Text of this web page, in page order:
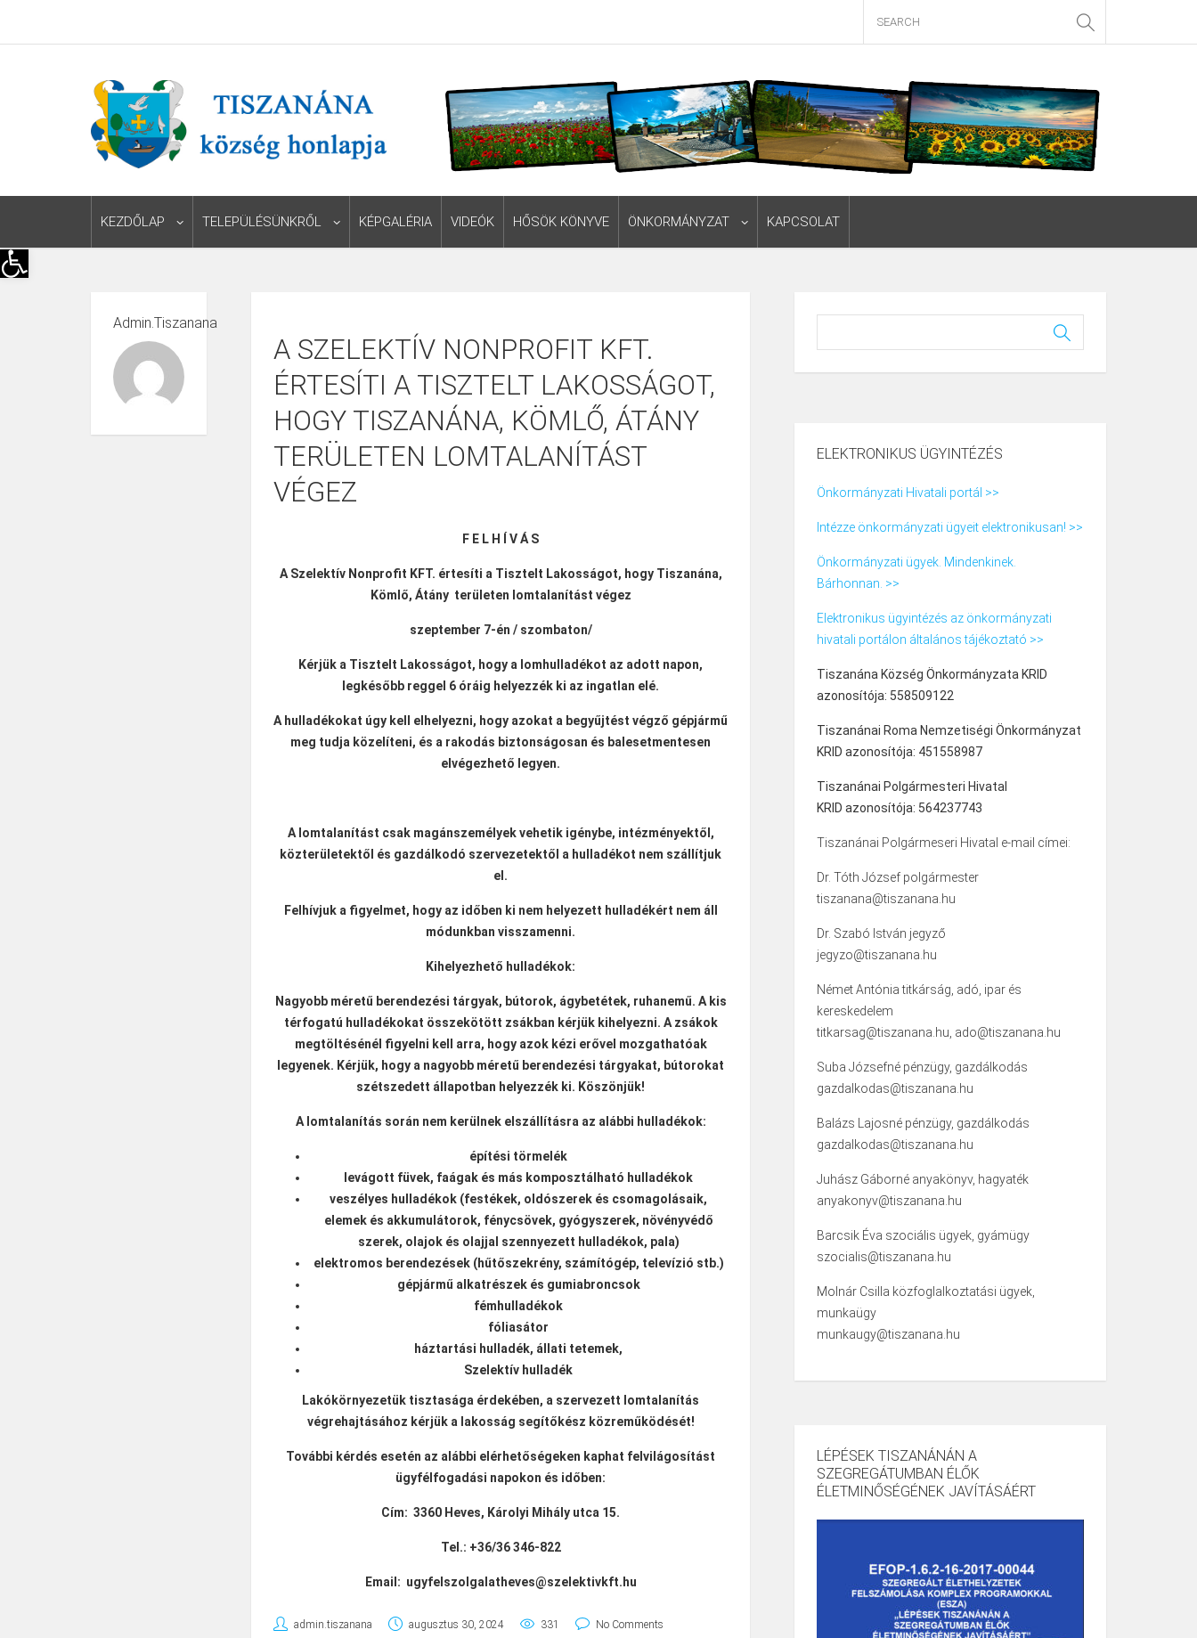
Eszköztár megnyitása
KEZDŐLAP TELEPÜLÉSÜNKRŐL KÉPGALÉRIA VIDEÓK HŐSÖK KÖNYVE ÖNKORMÁNYZAT KAPCSOLAT
Admin.tiszanana
A SZELEKTÍV NONPROFIT KFT.
ÉRTESÍTI A TISZTELT LAKOSSÁGOT,
HOGY TISZANÁNA, KÖMLŐ, ÁTÁNY
TERÜLETEN LOMTALANÍTÁST
VÉGEZ
F E L H Í V Á S
A Szelektív Nonprofit KFT. értesíti a Tisztelt Lakosságot, hogy Tiszanána,
Kömlő, Átány területen lomtalanítást végez
szeptember 7-én / szombaton/
Kérjük a Tisztelt Lakosságot, hogy a lomhulladékot az adott napon,
legkésőbb reggel 6 óráig helyezzék ki az ingatlan elé.
A hulladékokat úgy kell elhelyezni, hogy azokat a begyűjtést végző gépjármű
meg tudja közelíteni, és a rakodás biztonságosan és balesetmentesen
elvégezhető legyen.
A lomtalanítást csak magánszemélyek vehetik igénybe, intézményektől,
közterületektől és gazdálkodó szervezetektől a hulladékot nem szállítjuk
el.
Felhívjuk a figyelmet, hogy az időben ki nem helyezett hulladékért nem áll
módunkban visszamenni.
Kihelyezhető hulladékok:
Nagyobb méretű berendezési tárgyak, bútorok, ágybetétek, ruhanemű. A kis
térfogatú hulladékokat összekötött zsákban kérjük kihelyezni. A zsákok
megtöltésénél figyelni kell arra, hogy azok kézi erővel mozgathatóak
legyenek. Kérjük, hogy a nagyobb méretű berendezési tárgyakat, bútorokat
szétszedett állapotban helyezzék ki. Köszönjük!
A lomtalanítás során nem kerülnek elszállításra az alábbi hulladékok:
építési törmelék
levágott füvek, faágak és más komposztálható hulladékok
veszélyes hulladékok (festékek, oldószerek és csomagolásaik,
elemek és akkumulátorok, fénycsövek, gyógyszerek, növényvédő
szerek, olajok és olajjal szennyezett hulladékok, pala)
elektromos berendezések (hűtőszekrény, számítógép, televízió stb.)
gépjármű alkatrészek és gumiabroncsok
fémhulladékok
fóliasátor
háztartási hulladék, állati tetemek,
Szelektív hulladék
Lakókörnyezetük tisztasága érdekében, a szervezett lomtalanítás
végrehajtásához kérjük a lakosság segítőkész közreműködését!
További kérdés esetén az alábbi elérhetőségeken kaphat felvilágosítást
ügyfélfogadási napokon és időben:
Cím: 3360 Heves, Károlyi Mihály utca 15.
Tel.: +36/36 346-822
Email: ugyfelszolgalatheves@szelektivkft.hu
admin.tiszanana augusztus 30, 2024 331 No Comments
ELEKTRONIKUS ÜGYINTÉZÉS
Önkormányzati Hivatali portál >>
Intézze önkormányzati ügyeit elektronikusan! >>
Önkormányzati ügyek. Mindenkinek.
Bárhonnan. >>
Elektronikus ügyintézés az önkormányzati
hivatali portálon általános tájékoztató >>
Tiszanána Község Önkormányzata KRID
azonosítója: 558509122
Tiszanánai Roma Nemzetiségi Önkormányzat
KRID azonosítója: 451558987
Tiszanánai Polgármesteri Hivatal
KRID azonosítója: 564237743
Tiszanánai Polgármeseri Hivatal e-mail címei:
Dr. Tóth József polgármester
tiszanana@tiszanana.hu
Dr. Szabó István jegyző
jegyzo@tiszanana.hu
Német Antónia titkárság, adó, ipar és
kereskedelem
titkarsag@tiszanana.hu, ado@tiszanana.hu
Suba Józsefné pénzügy, gazdálkodás
gazdalkodas@tiszanana.hu
Balázs Lajosné pénzügy, gazdálkodás
gazdalkodas@tiszanana.hu
Juhász Gáborné anyakönyv, hagyaték
anyakonyv@tiszanana.hu
Barcsik Éva szociális ügyek, gyámügy
szocialis@tiszanana.hu
Molnár Csilla közfoglalkoztatási ügyek,
munkaügy
munkaugy@tiszanana.hu
LÉPÉSEK TISZANÁNÁN A
SZEGREGÁTUMBAN ÉLŐK
ÉLETMINŐSÉGÉNEK JAVÍTÁSÁÉRT